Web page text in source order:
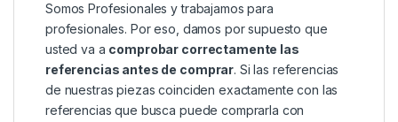
Somos Profesionales y trabajamos para
profesionales. Por eso, damos por supuesto que
usted va a comprobar correctamente las
referencias antes de comprar. Si las referencias
de nuestras piezas coinciden exactamente con las
referencias que busca puede comprarla con